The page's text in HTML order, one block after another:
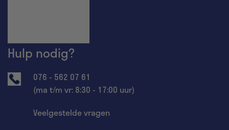
Hulp nodig?
076 - 562 07 61
(ma t/m vr: 8:30 - 17:00 uur)
Veelgestelde vragen